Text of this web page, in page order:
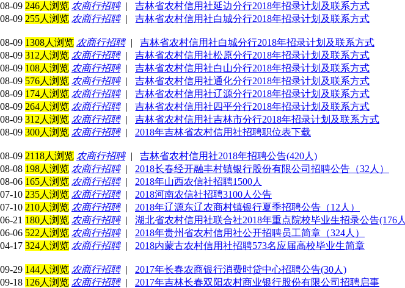
08-09 246人浏览 农商行招聘|
吉林省农村信用社延边分行2018年招录计划及联系方式
08-09 255人浏览 农商行招聘| 吉林省农村信用社白城分行2018年招录计划及联系方式
08-09 1308人浏览 农商行招聘|
吉林省农村信用社白城分行2018年招录计划及联系方式
08-09 312人浏览 农商行招聘|
吉林省农村信用社松原分行2018年招录计划及联系方式
08-09 108人浏览 农商行招聘|
吉林省农村信用社白山分行2018年招录计划及联系方式
08-09 576人浏览 农商行招聘|
吉林省农村信用社通化分行2018年招录计划及联系方式
08-09 174人浏览 农商行招聘|
吉林省农村信用社辽源分行2018年招录计划及联系方式
08-09 264人浏览 农商行招聘|
吉林省农村信用社四平分行2018年招录计划及联系方式
08-09 312人浏览 农商行招聘|
吉林省农村信用社吉林市分行2018年招录计划及联系方式
08-09 300人浏览 农商行招聘| 2018年吉林省农村信用社招聘职位表下载
08-09 2118人浏览 农商行招聘|
吉林省农村信用社2018年招聘公告(420人)
08-08 198人浏览 农商行招聘|
2018长春经开融丰村镇银行股份有限公司招聘公告（32人）
08-06 165人浏览 农商行招聘|
2018年山西农信社招聘1500人
07-10 235人浏览 农商行招聘|
2018河南农信社招聘3100人公告
07-10 210人浏览 农商行招聘|
2018年辽源东辽农商村镇银行夏季招聘公告（12人）
06-21 180人浏览 农商行招聘|
湖北省农村信用社联合社2018年重点院校毕业生招录公告(176人
06-06 522人浏览 农商行招聘|
2018年贵州省农村信用社公开招聘员工简章（324人）
04-17 324人浏览 农商行招聘| 2018内蒙古农村信用社招聘573名应届高校毕业生简章
09-29 144人浏览 农商行招聘|
2017年长春农商银行消费时贷中心招聘公告(30人)
09-18 126人浏览 农商行招聘|
2017年吉林长春双阳农村商业银行股份有限公司招聘启事